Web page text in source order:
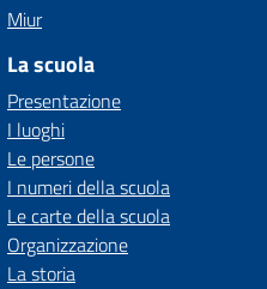
Miur
La scuola
Presentazione
I luoghi
Le persone
I numeri della scuola
Le carte della scuola
Organizzazione
La storia